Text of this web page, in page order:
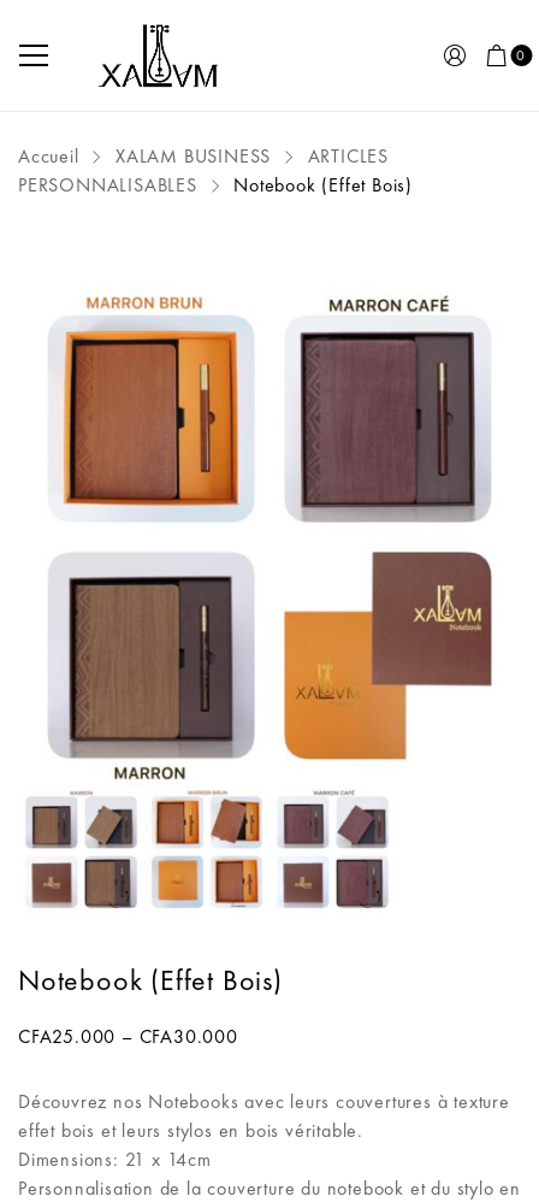
0
Accueil XALAM BUSINESS
ARTICLES
PERSONNALISABLES
Notebook (Effet Bois)
Notebook (Effet Bois)
CFA25.000 – CFA30.000
Découvrez nos Notebooks avec leurs couvertures à texture
effet bois et leurs stylos en bois véritable.
Dimensions: 21 x 14cm
Personnalisation de la couverture du notebook et du stylo en